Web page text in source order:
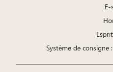
Système de